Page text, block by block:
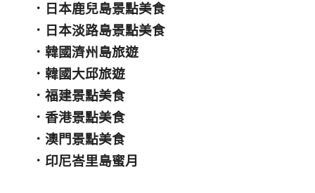
． 日本鹿兒島景點美食
． 日本淡路島景點美食
．韓國濟州島旅遊
．韓國大邱旅遊
．福建景點美食
．香港景點美食
．澳門景點美食
． 印尼峇里島蜜月